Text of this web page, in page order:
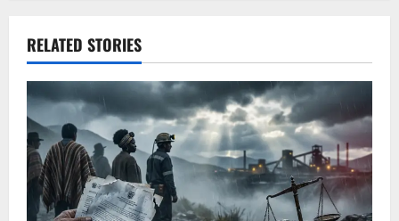
v
i
g
a
t
RELATED STORIES